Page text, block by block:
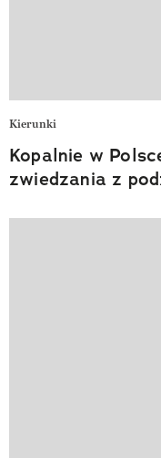
Kierunki
Kopalnie w
zwiedzania z